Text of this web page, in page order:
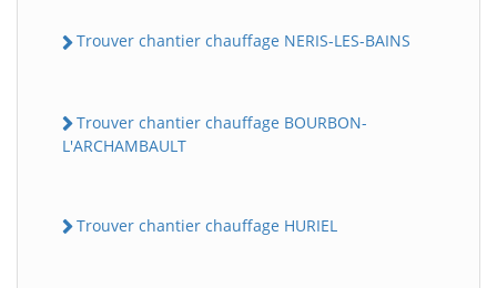
Trouver chantier chauffage NERIS-LES-BAINS
Trouver chantier chauffage BOURBON-
L'ARCHAMBAULT
Trouver chantier chauffage HURIEL